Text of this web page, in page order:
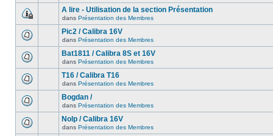
A lire - Utilisation de la section Présentation
dans Présentation des Membres
Pic2 / Calibra 16V
dans Présentation des Membres
Bat1811 / Calibra 8S et 16V
dans Présentation des Membres
T16 / Calibra T16
dans Présentation des Membres
Bogdan /
dans Présentation des Membres
Nolp / Calibra 16V
dans Présentation des Membres